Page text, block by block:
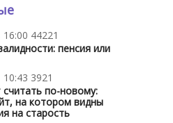
44221
пенсия или
3921
по-новому:
на котором видны
на старость